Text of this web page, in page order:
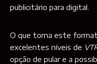
publicitário para digital.
O que torna este
excelentes níveis de
opção de pular e a